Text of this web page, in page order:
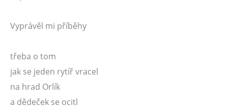
Vyprávěl mi příběhy
třeba o tom
jak se jeden rytíř vracel
na hrad Orlík
a dědeček se ocitl